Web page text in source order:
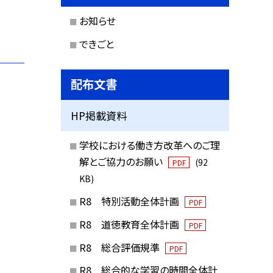
お知らせ
できごと
配布文書
HP掲載資料
学校における働き方改革へのご理
解とご協力のお願い
PDF
(92
KB)
R8 特別活動全体計画 PDF
R8 道徳教育全体計画 PDF
R8 総合評価規準 PDF